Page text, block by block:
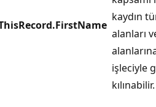
kaydın
alanları
işleciyle
kılınabilir.